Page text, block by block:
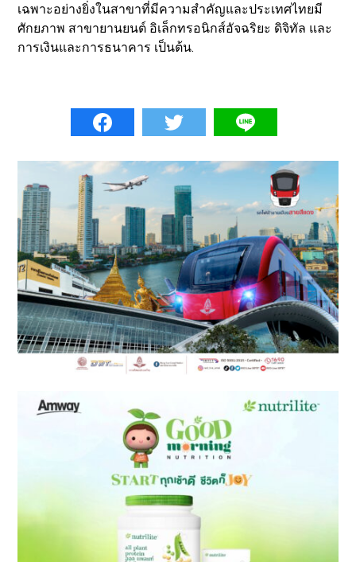
เฉพาะอย่างยิ่งในสาขาที่มีความสำคัญและประเทศไทยมี
ศักยภาพ สาขายานยนต์ อิเล็กทรอนิกส์อัจฉริยะ ดิจิทัล และ
การเงินและการธนาคาร เป็นต้น.